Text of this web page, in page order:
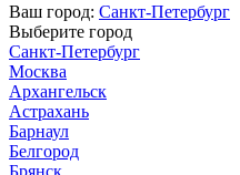
Ваш город: Санкт-Петербург
Выберите город
Санкт-Петербург
Москва
Архангельск
Астрахань
Барнаул
Белгород
Брянск